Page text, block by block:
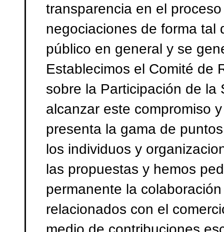
transparencia en el
negociaciones de forma
público en general y se
Establecimos el Comité de
sobre la Participación de
alcanzar este compromiso
presenta la gama de
los individuos y
las propuestas y hemos
permanente la
relacionados con el